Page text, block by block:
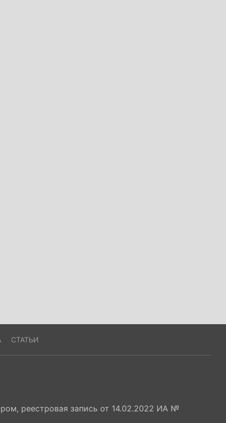
СТАТЬИ
реестровая запись от 14.02.2022 ИА №